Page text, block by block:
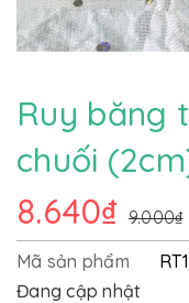
Ruy băng
chuối
8.640₫ 9.000₫
Mã sản phẩm
Đang cập nhật